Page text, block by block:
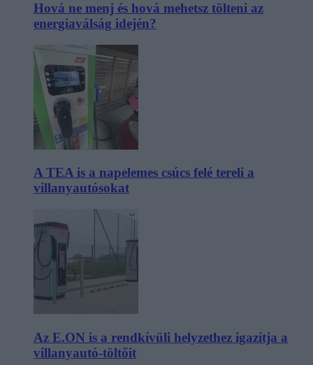
Hová ne menj és hová mehetsz tölteni az
energiaválság idején?
A TEA is a napelemes csúcs felé tereli a
villanyautósokat
Az E.ON is a rendkívüli helyzethez igazítja a
villanyautó-töltőit